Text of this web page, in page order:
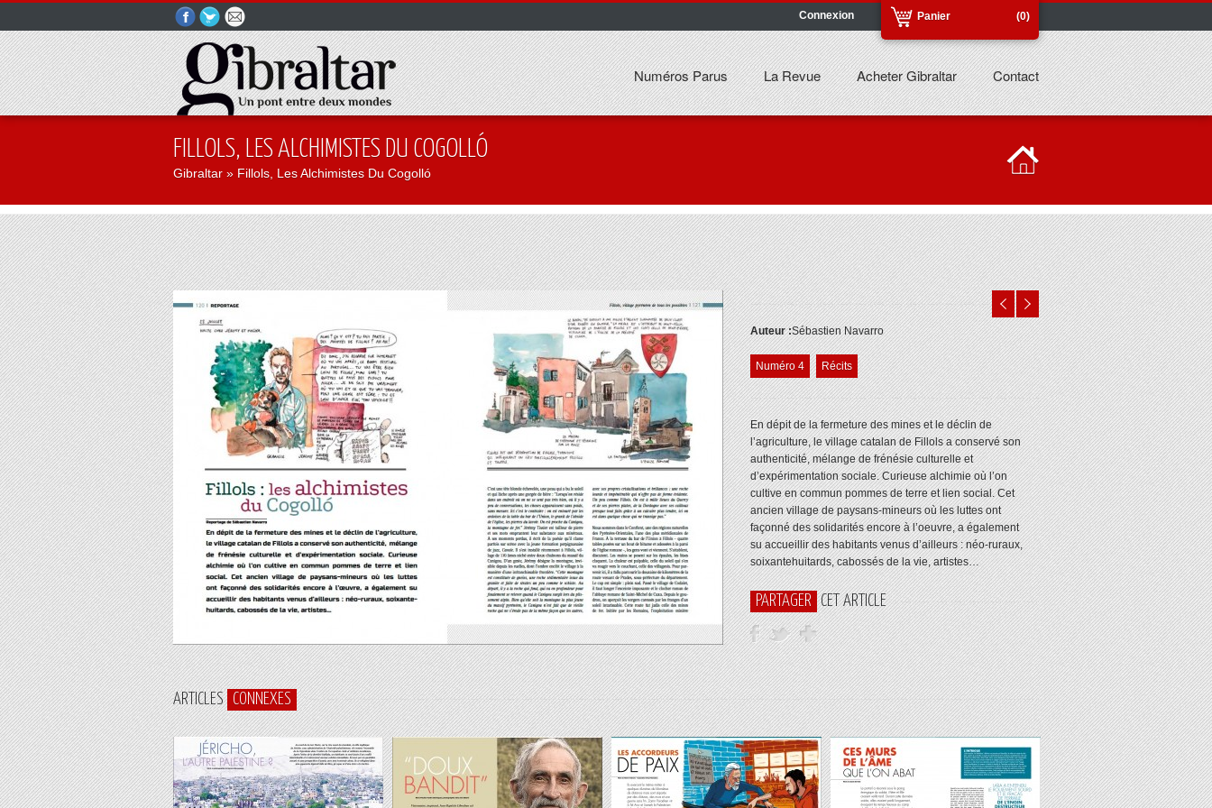
(0)
Panier
Connexion
Numéros Parus La Revue Acheter Gibraltar Contact
FILLOLS, LES ALCHIMISTES DU COGOLLÓ
Gibraltar » Fillols, Les Alchimistes Du Cogolló
Auteur :Sébastien Navarro
Numéro 4 Récits
En dépit de la fermeture des mines et le déclin de
l’agriculture, le village catalan de Fillols a conservé son
authenticité, mélange de frénésie culturelle et
d’expérimentation sociale. Curieuse alchimie où l’on
cultive en commun pommes de terre et lien social. Cet
ancien village de paysans-mineurs où les luttes ont
façonné des solidarités encore à l’oeuvre, a également
su accueillir des habitants venus d’ailleurs : néo-ruraux,
soixantehuitards, cabossés de la vie, artistes…
PARTAGER CET ARTICLE
ARTICLES CONNEXES